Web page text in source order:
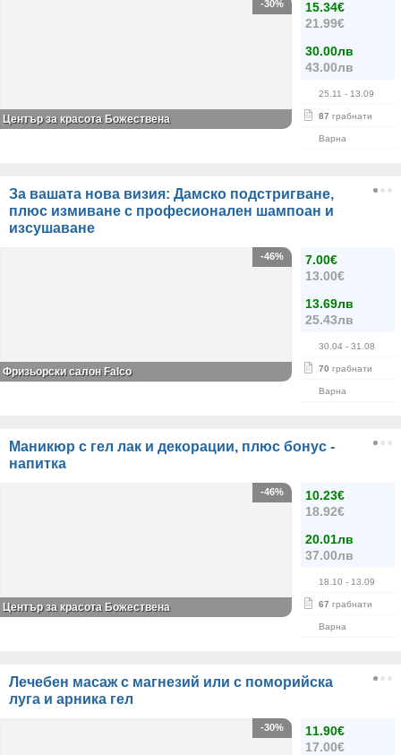
15.34€
21.99€
30.00лв
43.00лв
25.11 - 13.09
87 грабнати
Варна
-30%
Център за красота Божествена
За вашата нова визия: Дамско подстригване,
плюс измиване с професионален шампоан и
изсушаване
7.00€
13.00€
13.69лв
25.43лв
30.04 - 31.08
70 грабнати
Варна
-46%
Фризьорски салон Falco
Маникюр с гел лак и декорации, плюс бонус -
напитка
10.23€
18.92€
20.01лв
37.00лв
18.10 - 13.09
67 грабнати
Варна
-46%
Център за красота Божествена
Лечебен масаж с магнезий или с поморийска
луга и арника гел
11.90€
17.00€
-30%